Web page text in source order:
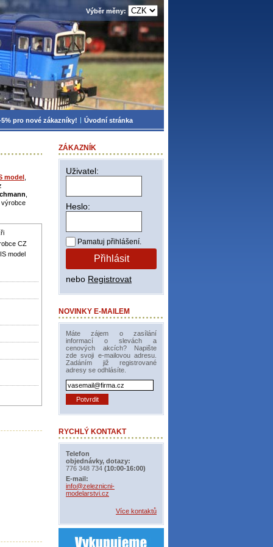
model
výrobce
CZ
model
ZÁKAZNÍK
Uživatel:
Heslo:
Pamatuj přihlášení.
Přihlásit
nebo Registrovat
NOVINKY E-MAILEM
Máte zájem o zasílání
informací o slevách a
cenových akcích? Napište
zde svoji e-mailovou adresu.
Zadáním již registrované
adresy se odhlásíte.
RYCHLÝ KONTAKT
Telefon
objednávky, dotazy:
776 348 734 (10:00-16:00)
E-mail:
info@zeleznicni-
modelarstvi.cz
Více kontaktů
Výběr měny:
5% pro nové zákazníky! Úvodní stránka